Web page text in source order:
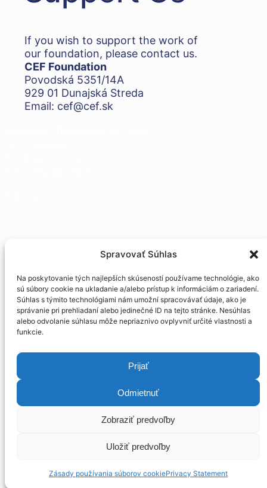
Spravovať Súhlas
Na poskytovanie tých najlepších skúseností používame technológie, ako
sú súbory cookie na ukladanie a/alebo prístup k informáciám o zariadení.
Súhlas s týmito technológiami nám umožní spracovávať údaje, ako je
správanie pri prehliadaní alebo jedinečné ID na tejto stránke. Nesúhlas
alebo odvolanie súhlasu môže nepriaznivo ovplyvniť určité vlastnosti a
funkcie.
Prijať
Odmietnuť
Zobraziť predvoľby
Uložiť predvoľby
Zásady používania súborov cookiePrivacy Statement
If you wish to support the work of
our foundation, please contact us.
CEF Foundation
Povodská 5351/14A
929 01 Dunajská Streda
Email: cef@cef.sk
Tax number:2021664975
MV SR, Registration number:203/Na-96/129
GDPR
Download logos
We have been
connecting people
for 30 years